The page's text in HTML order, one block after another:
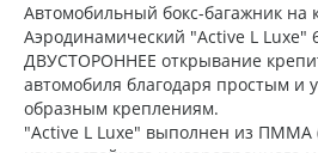
Автомобильный бокс-багажник на
Аэродинамический "Active L Luxe"
ДВУСТОРОННЕЕ открывание
автомобиля благодаря простым и
образным креплениям.
"Active L Luxe" выполнен из ПММА